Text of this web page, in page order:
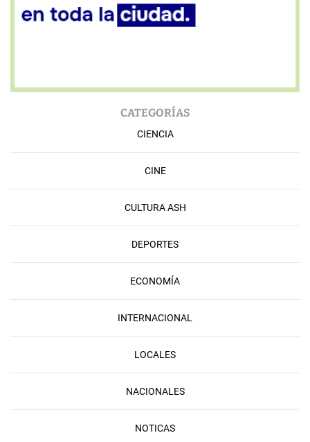
CATEGORÍAS
CIENCIA
CINE
CULTURA ASH
DEPORTES
ECONOMÍA
INTERNACIONAL
LOCALES
NACIONALES
NOTICAS